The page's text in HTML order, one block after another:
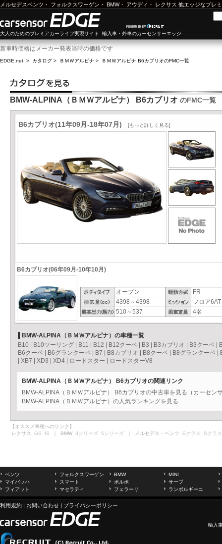
メルセデスベンツ ・ フォルクスワーゲン ・ BMW・ アウディ ・ レクサス 他エッジなプレ
大人のためのプレミアカーライフ実現サイト 輸入車・外車のカーセンサーエッジ
新車時価格はメーカー発表当時の価格です
EDGE.net > カタログ > ＢＭＷアルピナ > ＢＭＷアルピナ B6カブリオのFMC一覧
BMW-ALPINA（ＢＭＷアルピナ） B6カブリオ のFMC一覧
B6カブリオ(11年09月-18年07月) [もっと詳しく見る]
B6カブリオ(06年09月-10年10月)
オープン
FR
4398～4398
フロア6AT
510～537
4名
BMW-ALPINA（ＢＭＷアルピナ）の車種一覧
B10
B10ツーリング B11 B12 B12クーペ B3 B3カブリオ B3クーペ
B6クーペ
B6グランクーペ B7 B8カブリオ B8クーペ B8グランクーペ
XB7 XD3 XD4 ロードスター ロードスターV8
BMW-ALPINA（ＢＭＷアルピナ） B6カブリオの関連リンク
BMW-ALPINA（ＢＭＷアルピナ） B6カブリオの中古車を見る（カーセン
BMW-ALPINA（ＢＭＷアルピナ）の人気ランキングを見る
【オススメ車種へのリンク】
レクサス GS IS ｜ BMW 3シリーズ 5シリーズ ｜ メルセデス・ベンツ Eクラス Sクラス
ベンツ フォルクスワーゲン BMW
MINI
マイバッハ
スマート ボルボ
サーブ
フィアット
マセラティ フェラーリ ランボルギーニ
利用規約 | お問い合わせ | プライバシーポリシー
輸入